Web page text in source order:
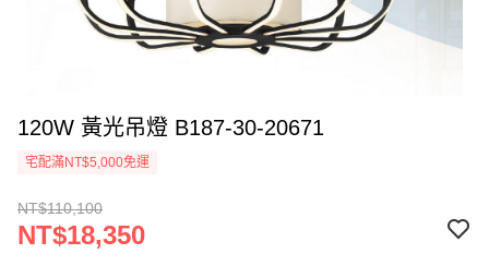
120W 黃光吊燈 B187-30-20671
宅配滿NT$5,000免運
NT$110,100
NT$18,350